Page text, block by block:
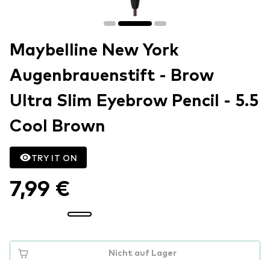
Maybelline New York
Augenbrauenstift - Brow
Ultra Slim Eyebrow Pencil - 5.5
Cool Brown
TRY IT ON
7,99 €
Nicht auf Lager